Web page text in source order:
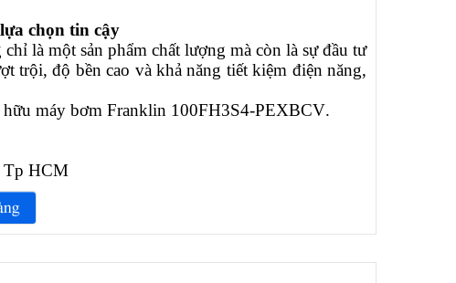
chọn tin cậy
là một sản phẩm chất lượng mà còn là sự đầu tư
trội, độ bền cao và khả năng tiết kiệm điện năng,
máy bơm Franklin 100FH3S4-PEXBCV.
Tp HCM